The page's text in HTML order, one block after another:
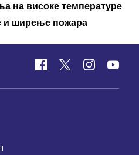
на високе температуре
и ширење пожара